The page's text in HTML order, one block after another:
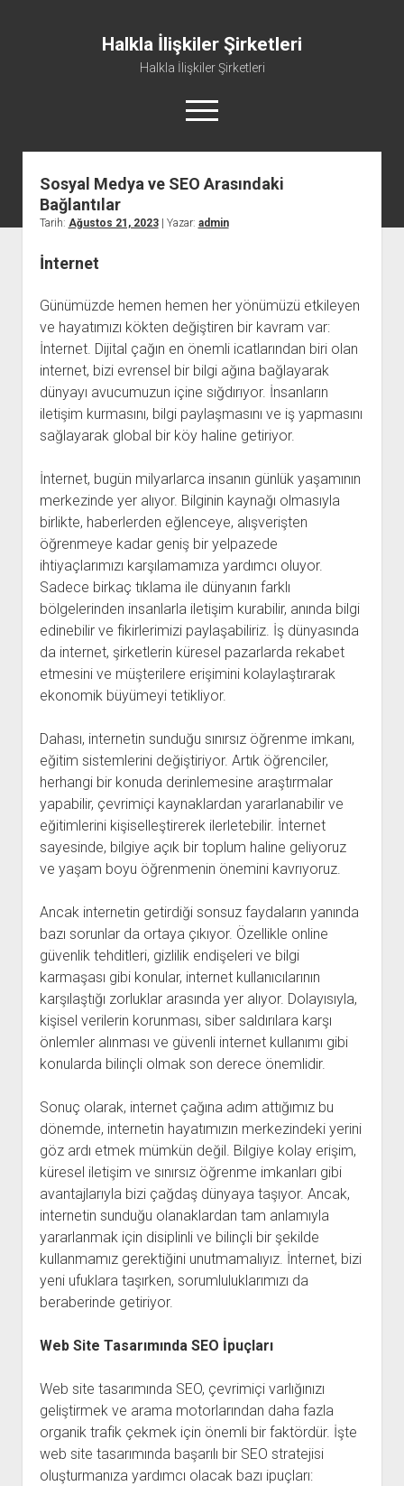
Halkla İlişkiler Şirketleri
Halkla İlişkiler Şirketleri
menüyü
aç
Sosyal Medya ve SEO Arasındaki
Bağlantılar
Tarih: Ağustos 21, 2023| Yazar: admin
İnternet
Günümüzde hemen hemen her yönümüzü etkileyen
ve hayatımızı kökten değiştiren bir kavram var:
İnternet. Dijital çağın en önemli icatlarından biri olan
internet, bizi evrensel bir bilgi ağına bağlayarak
dünyayı avucumuzun içine sığdırıyor. İnsanların
iletişim kurmasını, bilgi paylaşmasını ve iş yapmasını
sağlayarak global bir köy haline getiriyor.
İnternet, bugün milyarlarca insanın günlük yaşamının
merkezinde yer alıyor. Bilginin kaynağı olmasıyla
birlikte, haberlerden eğlenceye, alışverişten
öğrenmeye kadar geniş bir yelpazede
ihtiyaçlarımızı karşılamamıza yardımcı oluyor.
Sadece birkaç tıklama ile dünyanın farklı
bölgelerinden insanlarla iletişim kurabilir, anında bilgi
edinebilir ve fikirlerimizi paylaşabiliriz. İş dünyasında
da internet, şirketlerin küresel pazarlarda rekabet
etmesini ve müşterilere erişimini kolaylaştırarak
ekonomik büyümeyi tetikliyor.
Dahası, internetin sunduğu sınırsız öğrenme imkanı,
eğitim sistemlerini değiştiriyor. Artık öğrenciler,
herhangi bir konuda derinlemesine araştırmalar
yapabilir, çevrimiçi kaynaklardan yararlanabilir ve
eğitimlerini kişiselleştirerek ilerletebilir. İnternet
sayesinde, bilgiye açık bir toplum haline geliyoruz
ve yaşam boyu öğrenmenin önemini kavrıyoruz.
Ancak internetin getirdiği sonsuz faydaların yanında
bazı sorunlar da ortaya çıkıyor. Özellikle online
güvenlik tehditleri, gizlilik endişeleri ve bilgi
karmaşası gibi konular, internet kullanıcılarının
karşılaştığı zorluklar arasında yer alıyor. Dolayısıyla,
kişisel verilerin korunması, siber saldırılara karşı
önlemler alınması ve güvenli internet kullanımı gibi
konularda bilinçli olmak son derece önemlidir.
Sonuç olarak, internet çağına adım attığımız bu
dönemde, internetin hayatımızın merkezindeki yerini
göz ardı etmek mümkün değil. Bilgiye kolay erişim,
küresel iletişim ve sınırsız öğrenme imkanları gibi
avantajlarıyla bizi çağdaş dünyaya taşıyor. Ancak,
internetin sunduğu olanaklardan tam anlamıyla
yararlanmak için disiplinli ve bilinçli bir şekilde
kullanmamız gerektiğini unutmamalıyız. İnternet, bizi
yeni ufuklara taşırken, sorumluluklarımızı da
beraberinde getiriyor.
Web Site Tasarımında SEO İpuçları
Web site tasarımında SEO, çevrimiçi varlığınızı
geliştirmek ve arama motorlarından daha fazla
organik trafik çekmek için önemli bir faktördür. İşte
web site tasarımında başarılı bir SEO stratejisi
oluşturmanıza yardımcı olacak bazı ipuçları: